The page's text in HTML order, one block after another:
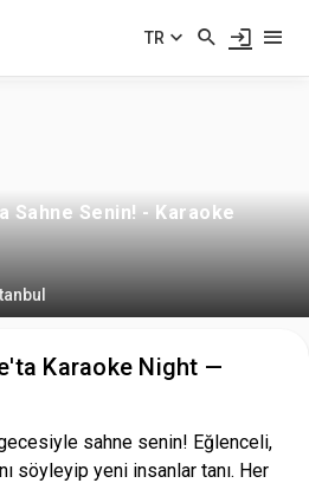
TR
Sahne Senin! - Karaoke
Karaoke Night —
sahne senin! Eğlenceli,
söyleyip yeni insanlar tanı. Her